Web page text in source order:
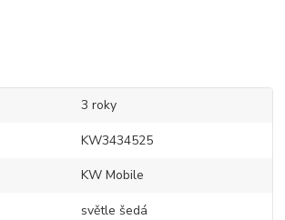
3 roky
KW3434525
KW Mobile
světle šedá